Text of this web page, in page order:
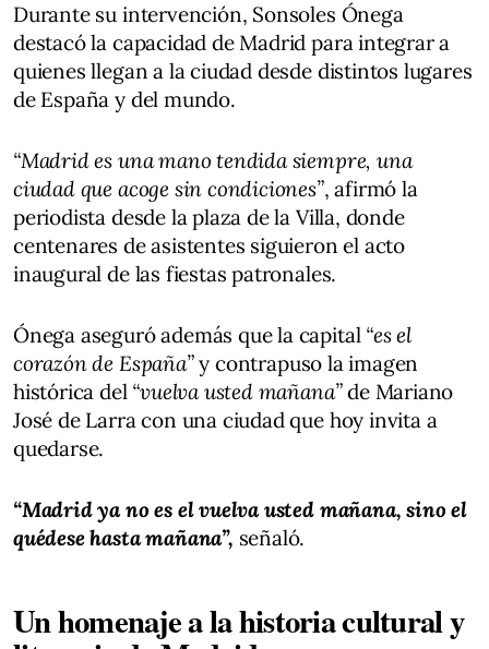
Durante su intervención, Sonsoles Ónega
destacó la capacidad de Madrid para integrar a
quienes llegan a la ciudad desde distintos lugares
de España y del mundo.
“Madrid es una mano tendida siempre, una
ciudad que acoge sin condiciones”, afirmó la
periodista desde la plaza de la Villa, donde
centenares de asistentes siguieron el acto
inaugural de las fiestas patronales.
Ónega aseguró además que la capital “es el
corazón de España”y contrapuso la imagen
histórica del “vuelva usted mañana”de Mariano
José de Larra con una ciudad que hoy invita a
quedarse.
“Madrid ya no es el vuelva usted mañana, sino el
quédese hasta mañana”, señaló.
Un homenaje a la historia cultural y